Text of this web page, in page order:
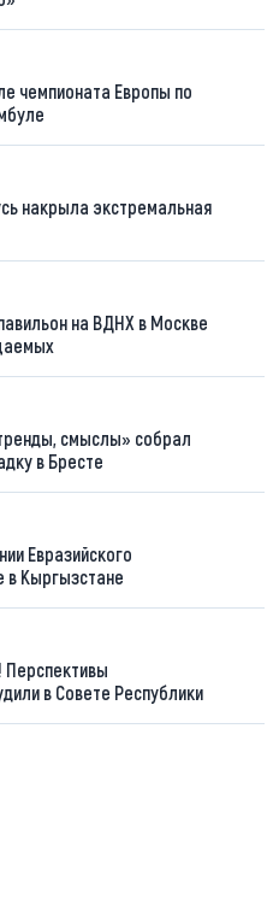
чемпионата Европы по
накрыла экстремальная
на ВДНХ в Москве
смыслы» собрал
в Бресте
Евразийского
в Кыргызстане
Перспективы
в Совете Республики